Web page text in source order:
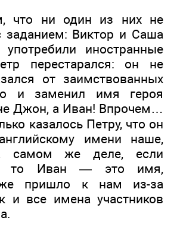
что ни один из них не
заданием: Виктор и Саша
иностранные
перестарался: он не
от заимствованных
и заменил имя героя
Джон, а Иван! Впрочем…
казалось Петру, что он
имени наше,
самом же деле, если
то Иван — это имя,
пришло к нам из-за
и все имена участников